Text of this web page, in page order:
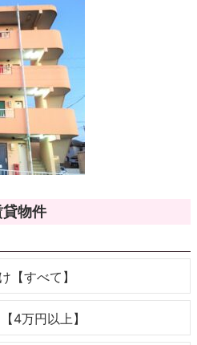
貸物件
【すべて】
4万円以上】